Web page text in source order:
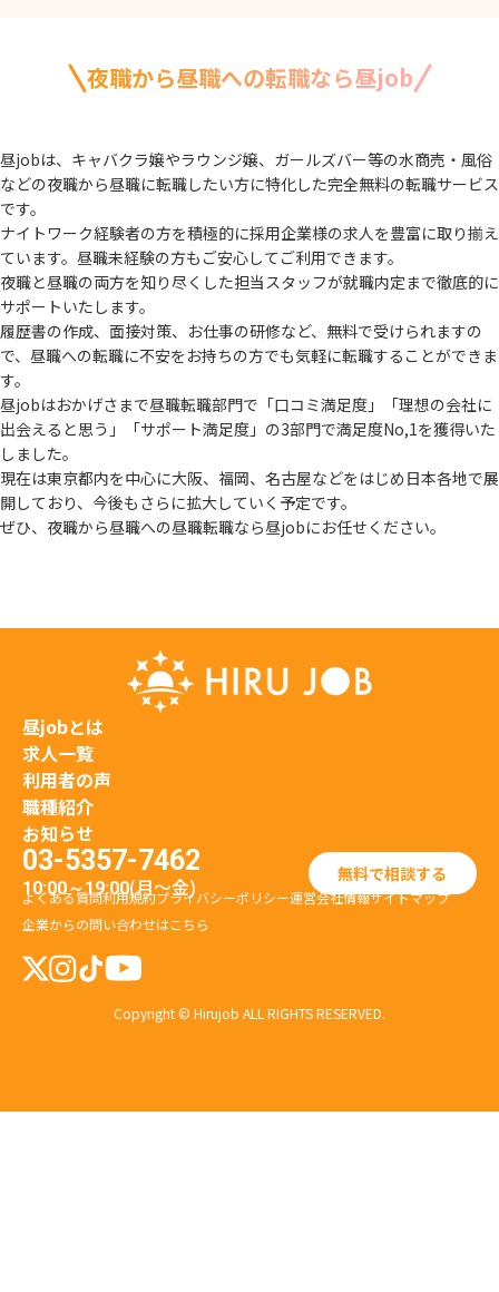
夜職から昼職への転職なら昼job
昼jobは、キャバクラ嬢やラウンジ嬢、ガールズバー等の水商売・風俗
などの夜職から昼職に転職したい方に特化した完全無料の転職サービス
です。
ナイトワーク経験者の方を積極的に採用企業様の求人を豊富に取り揃え
ています。 昼職未経験の方もご安心してご利用できます。
夜職と昼職の両方を知り尽くした担当スタッフが就職内定まで徹底的に
サポートいたします。
履歴書の作成、面接対策、お仕事の研修など、無料で受けられますの
で、 昼職への転職に不安をお持ちの方でも気軽に転職することができま
す。
昼jobはおかげさまで昼職転職部門で「口コミ満足度」「理想の会社に
出会えると思う」
「サポート満足度」の3部門で満足度No,1を獲得いた
しました。
現在は東京都内を中心に大阪、福岡、名古屋などをはじめ日本各地で展
開しており、 今後もさらに拡大していく予定です。
ぜひ、夜職から昼職への昼職転職なら昼jobにお任せください。
昼jobとは
求人一覧
利用者の声
職種紹介
お知らせ
03-5357-7462
10:00～19:00(月〜金) 無料で相談する
よくある質問利用規約プライバシーポリシー運営会社情報サイトマップ
企業からの問い合わせはこちら
Copyright © Hirujob ALL RIGHTS RESERVED.